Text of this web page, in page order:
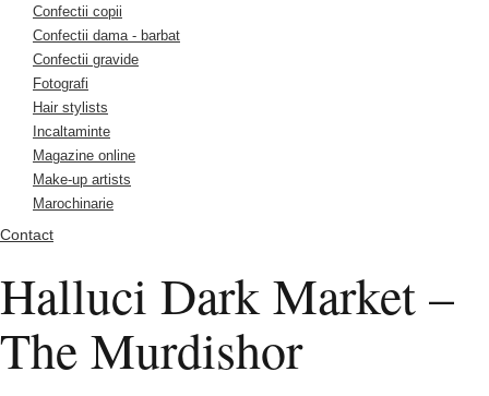
Confectii copii
Confectii dama - barbat
Confectii gravide
Fotografi
Hair stylists
Incaltaminte
Magazine online
Make-up artists
Marochinarie
Contact
Halluci Dark Market –
The Murdishor